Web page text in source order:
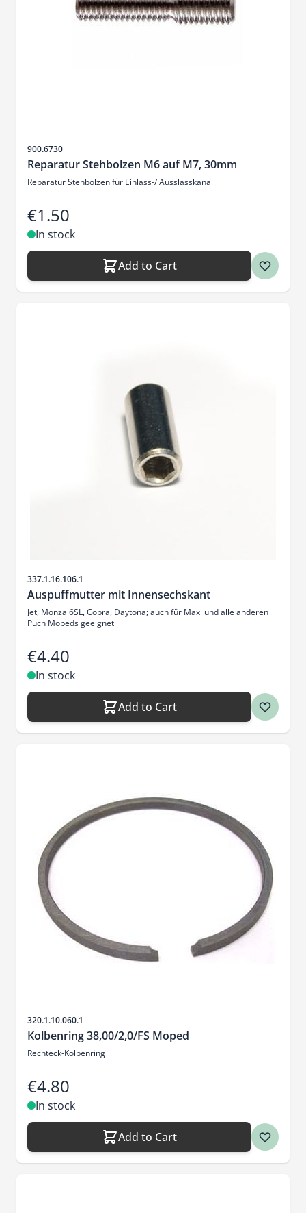
Sku
900.6730
Reparatur Stehbolzen M6 auf M7, 30mm
Reparatur Stehbolzen für Einlass-/ Ausslasskanal
€1.50
In stock
Add to Cart
Sku
337.1.16.106.1
Auspuffmutter mit Innensechskant
Jet, Monza 6SL, Cobra, Daytona; auch für Maxi und alle anderen
Puch Mopeds geeignet
€4.40
In stock
Add to Cart
Sku
320.1.10.060.1
Kolbenring 38,00/2,0/FS Moped
Rechteck-Kolbenring
€4.80
In stock
Add to Cart